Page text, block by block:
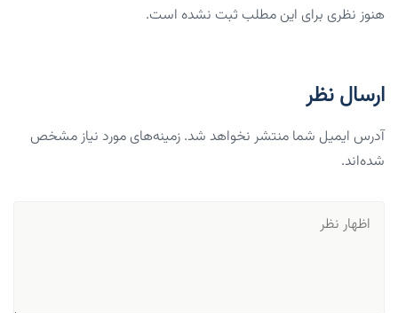
هنوز نظری برای این مطلب ثبت نشده است.
ارسال نظر
آدرس ایمیل شما منتشر نخواهد شد. زمینه‌های مورد نیاز مشخص
شده‌اند.